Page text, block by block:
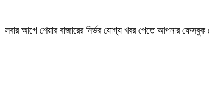
সবার আগে শেয়ার বাজারের নির্ভর যোগ্য খবর পেতে আপনার